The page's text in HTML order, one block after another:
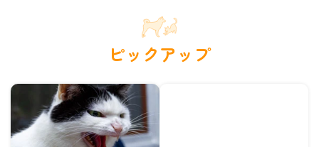
ピックアップ